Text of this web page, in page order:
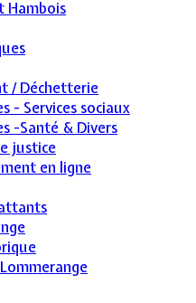
Hambois
/ Déchetterie
- Services sociaux
-Santé & Divers
justice
en ligne